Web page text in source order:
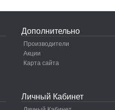
Дополнительно
Производители
Акции
Карта сайта
Личный Кабинет